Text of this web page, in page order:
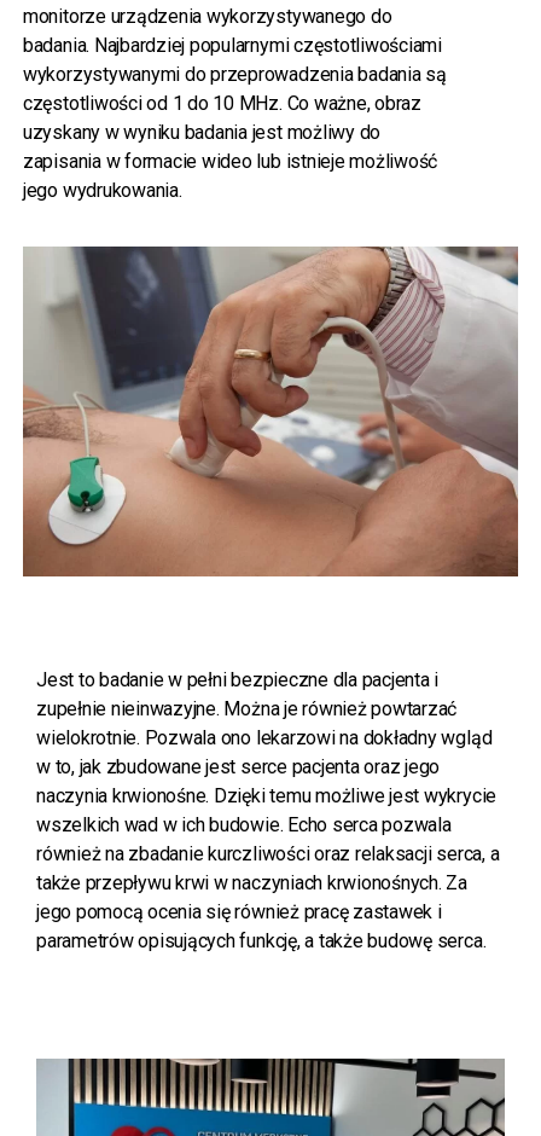
monitorze urządzenia wykorzystywanego do
badania. Najbardziej popularnymi częstotliwościami
wykorzystywanymi do przeprowadzenia badania są
częstotliwości od 1 do 10 MHz. Co ważne, obraz
uzyskany w wyniku badania jest możliwy do
zapisania w formacie wideo lub istnieje możliwość
jego wydrukowania.
Jest to badanie w pełni bezpieczne dla pacjenta i
zupełnie nieinwazyjne. Można je również powtarzać
wielokrotnie. Pozwala ono lekarzowi na dokładny wgląd
w to, jak zbudowane jest serce pacjenta oraz jego
naczynia krwionośne. Dzięki temu możliwe jest wykrycie
wszelkich wad w ich budowie. Echo serca pozwala
również na zbadanie kurczliwości oraz relaksacji serca, a
także przepływu krwi w naczyniach krwionośnych. Za
jego pomocą ocenia się również pracę zastawek i
parametrów opisujących funkcję, a także budowę serca.